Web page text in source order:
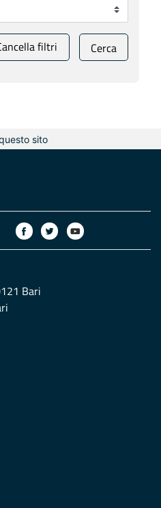
filtri Cerca
sito
Bari